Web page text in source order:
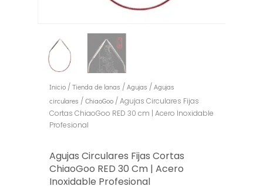
Inicio /Tienda de lanas /Agujas /Agujas
circulares /ChiaoGoo / Agujas Circulares Fijas
Cortas ChiaoGoo RED 30 cm | Acero Inoxidable
Profesional
Agujas Circulares Fijas Cortas
ChiaoGoo RED 30 Cm | Acero
Inoxidable Profesional